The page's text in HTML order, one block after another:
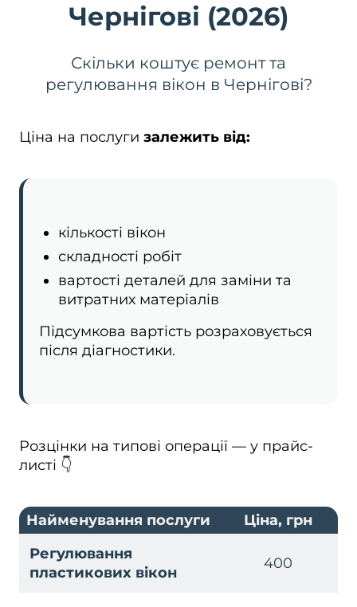
Чернігові (2026)
Скільки коштує ремонт та
регулювання вікон в Чернігові?
Ціна на послуги залежить від:
кількості вікон
складності робіт
вартості деталей для заміни та
витратних матеріалів
Підсумкова вартість розраховується
після діагностики.
Розцінки на типові операції — у прайс-
листі 👇
Найменування послуги
Ціна, грн
Регулювання
пластикових вікон
400